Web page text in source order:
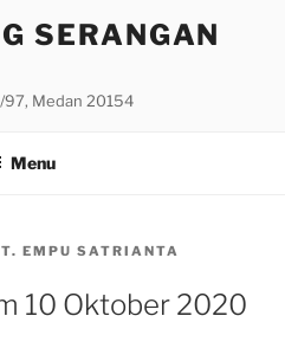
SERANGAN
97, Medan 20154
Menu
EMPU SATRIANTA
10 Oktober 2020